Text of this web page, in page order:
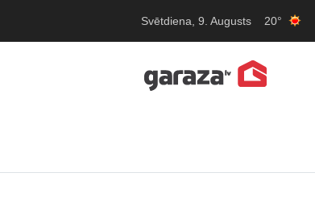
Svētdiena, 9. Augusts 20°